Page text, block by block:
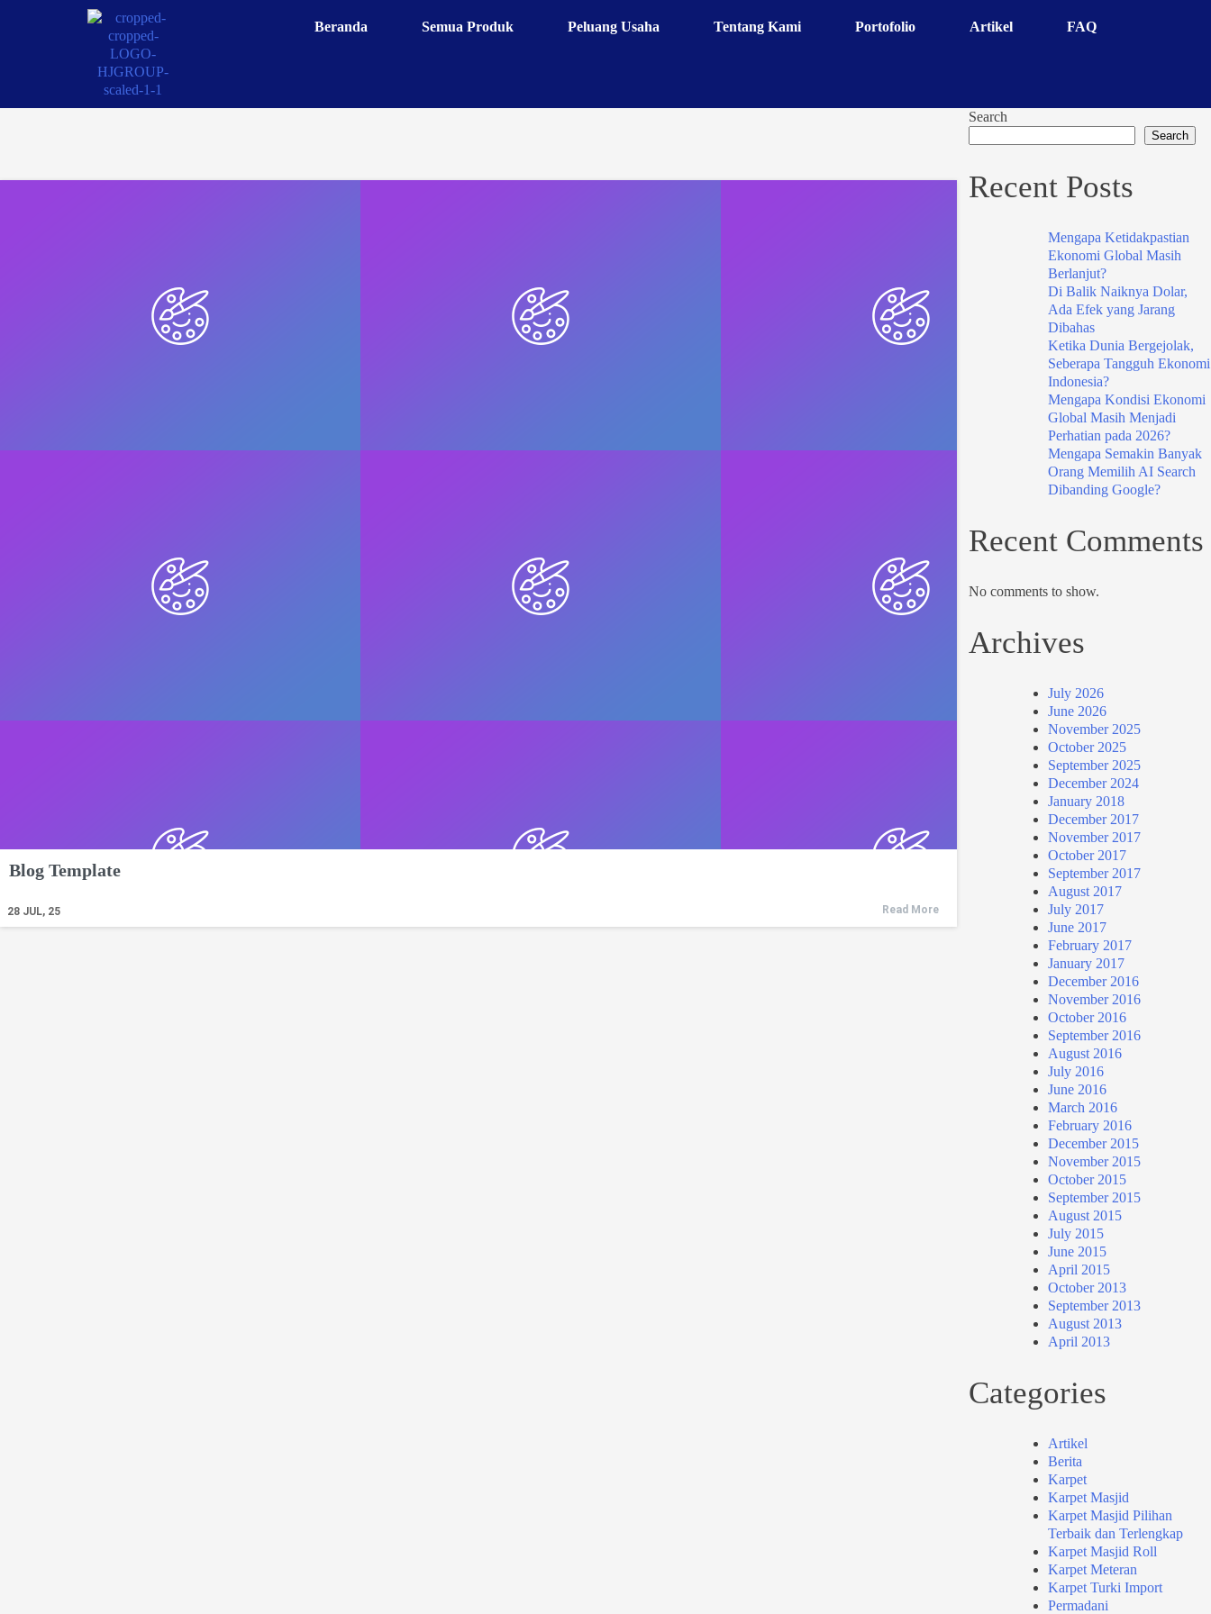
Beranda Semua Produk Peluang Usaha Tentang Kami Portofolio Artikel FAQ
Blog Template
28 JUL, 25 Read More
Search
Search
Recent Posts
Mengapa Ketidakpastian
Ekonomi Global Masih
Berlanjut?
Di Balik Naiknya Dolar,
Ada Efek yang Jarang
Dibahas
Ketika Dunia Bergejolak,
Seberapa Tangguh Ekonomi
Indonesia?
Mengapa Kondisi Ekonomi
Global Masih Menjadi
Perhatian pada 2026?
Mengapa Semakin Banyak
Orang Memilih AI Search
Dibanding Google?
Recent Comments
No comments to show.
Archives
July 2026
June 2026
November 2025
October 2025
September 2025
December 2024
January 2018
December 2017
November 2017
October 2017
September 2017
August 2017
July 2017
June 2017
February 2017
January 2017
December 2016
November 2016
October 2016
September 2016
August 2016
July 2016
June 2016
March 2016
February 2016
December 2015
November 2015
October 2015
September 2015
August 2015
July 2015
June 2015
April 2015
October 2013
September 2013
August 2013
April 2013
Categories
Artikel
Berita
Karpet
Karpet Masjid
Karpet Masjid Pilihan
Terbaik dan Terlengkap
Karpet Masjid Roll
Karpet Meteran
Karpet Turki Import
Permadani